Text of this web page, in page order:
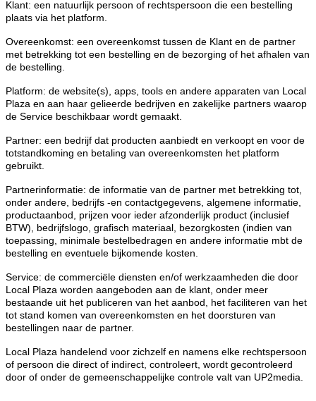
Klant: een natuurlijk persoon of rechtspersoon die een bestelling
plaats via het platform.
Overeenkomst: een overeenkomst tussen de Klant en de partner
met betrekking tot een bestelling en de bezorging of het afhalen van
de bestelling.
Platform: de website(s), apps, tools en andere apparaten van Local
Plaza en aan haar gelieerde bedrijven en zakelijke partners waarop
de Service beschikbaar wordt gemaakt.
Partner: een bedrijf dat producten aanbiedt en verkoopt en voor de
totstandkoming en betaling van overeenkomsten het platform
gebruikt.
Partnerinformatie: de informatie van de partner met betrekking tot,
onder andere, bedrijfs -en contactgegevens, algemene informatie,
productaanbod, prijzen voor ieder afzonderlijk product (inclusief
BTW), bedrijfslogo, grafisch materiaal, bezorgkosten (indien van
toepassing, minimale bestelbedragen en andere informatie mbt de
bestelling en eventuele bijkomende kosten.
Service: de commerciële diensten en/of werkzaamheden die door
Local Plaza worden aangeboden aan de klant, onder meer
bestaande uit het publiceren van het aanbod, het faciliteren van het
tot stand komen van overeenkomsten en het doorsturen van
bestellingen naar de partner.
Local Plaza handelend voor zichzelf en namens elke rechtspersoon
of persoon die direct of indirect, controleert, wordt gecontroleerd
door of onder de gemeenschappelijke controle valt van UP2media.